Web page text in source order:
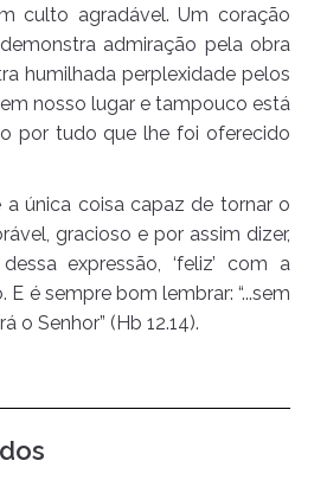
culto agradável. Um coração
admiração pela obra
humilhada perplexidade pelos
nosso lugar e tampouco está
por tudo que lhe foi oferecido
única coisa capaz de tornar o
gracioso e por assim dizer,
expressão, ‘feliz’ com a
é sempre bom lembrar: “...sem
o Senhor” (Hb 12.14).